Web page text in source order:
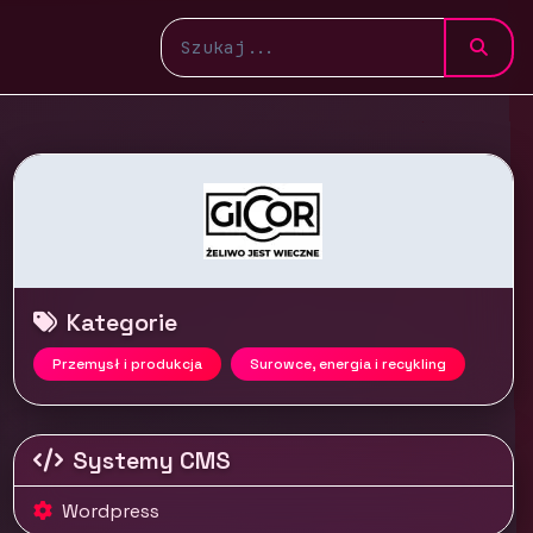
Kategorie
Przemysł i produkcja Surowce, energia i recykling
Systemy CMS
Wordpress